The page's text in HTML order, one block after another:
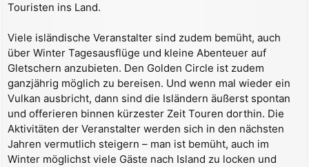
Touristen ins Land.
Viele isländische Veranstalter sind zudem bemüht, auch
über Winter Tagesausflüge und kleine Abenteuer auf
Gletschern anzubieten. Den Golden Circle ist zudem
ganzjährig möglich zu bereisen. Und wenn mal wieder ein
Vulkan ausbricht, dann sind die Isländern äußerst spontan
und offerieren binnen kürzester Zeit Touren dorthin. Die
Aktivitäten der Veranstalter werden sich in den nächsten
Jahren vermutlich steigern – man ist bemüht, auch im
Winter möglichst viele Gäste nach Island zu locken und